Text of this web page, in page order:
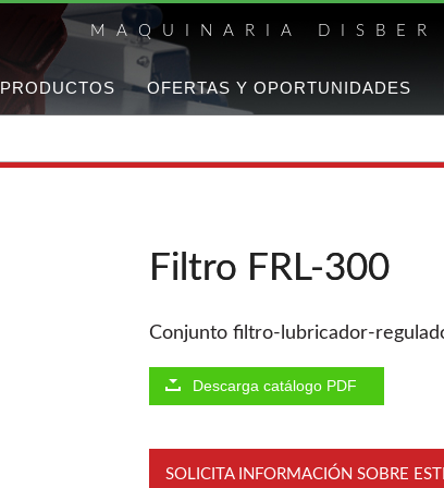
MAQUINARIA DISBER
PRODUCTOS OFERTAS Y OPORTUNIDADES
Filtro FRL-300
Conjunto filtro-lubricador-
Descarga catálogo PDF
SOLICITA INFORMACIÓN SOBRE